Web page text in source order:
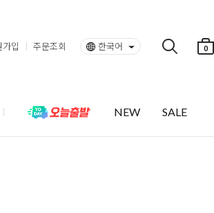
가입 주문조회 한국어 0
NEW SALE